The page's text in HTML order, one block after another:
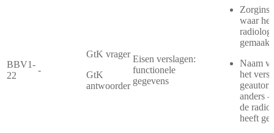
BBV1-
22
-
GtK vrager
GtK
antwoorder
Eisen verslagen:
functionele
gegevens
waar
gemaakt.
Naam
het
anders
de
heeft